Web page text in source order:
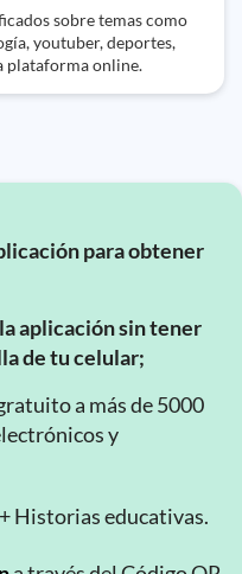
sobre temas como
youtuber, deportes,
plataforma online.
para obtener
aplicación sin tener
de tu celular;
a más de 5000
y
Historias educativas.